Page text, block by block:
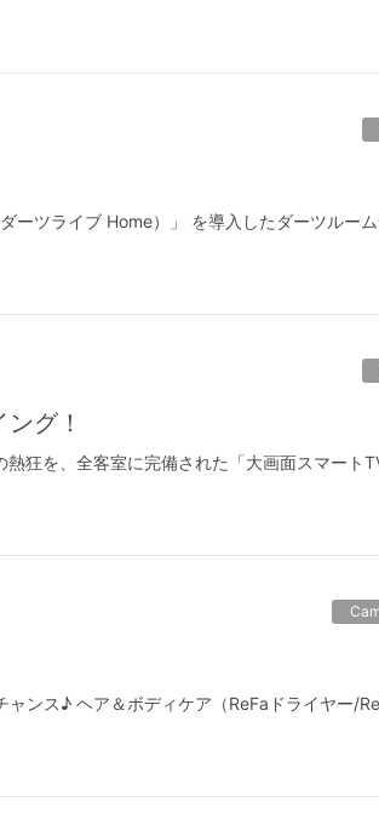
ーツライブ Home）」 を導入したダーツルー
グ！
狂を、全客室に完備された「大画面スマート
ンス♪ ヘア＆ボディケア（ReFaドライヤー/